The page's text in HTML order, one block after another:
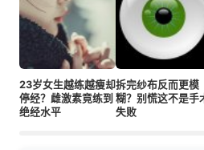
23岁女生越练越瘦却
停经？雌激素竟练到
绝经水平
拆完纱布反而更模
糊？别慌这不是手
失败